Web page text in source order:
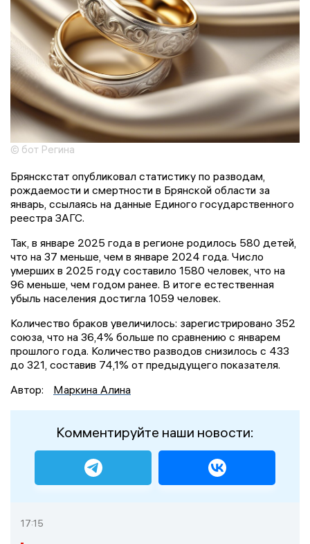
© бот Регина
Брянскстат опубликовал статистику по разводам,
рождаемости и смертности в Брянской области за
январь, ссылаясь на данные Единого государственного
реестра ЗАГС.
Так, в январе 2025 года в регионе родилось 580 детей,
что на 37 меньше, чем в январе 2024 года. Число
умерших в 2025 году составило 1580 человек, что на
96 меньше, чем годом ранее. В итоге естественная
убыль населения достигла 1059 человек.
Количество браков увеличилось: зарегистрировано 352
союза, что на 36,4% больше по сравнению с январем
прошлого года. Количество разводов снизилось с 433
до 321, составив 74,1% от предыдущего показателя.
Автор:
Маркина Алина
Комментируйте наши новости:
17:15